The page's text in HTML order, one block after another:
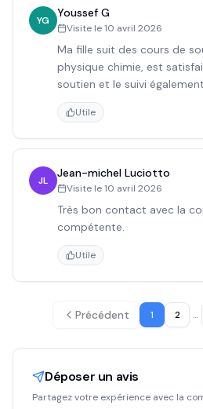
YG
Youssef G
Visite le10 avril 2026
Ma fille suit des cours de
physique chimie, est
soutien et le suivi également
Utile
JL
Jean-michel Luciotto
Visite le10 avril 2026
Très bon contact avec la
compétente.
Utile
Précédent 1 2 …
Déposer un avis
Partagez votre expérience avec la